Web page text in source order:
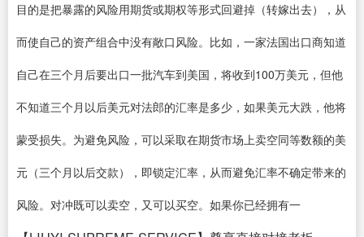
目的是把暴露的风险用期货或期权等形式回避掉（转嫁出去），从
而使自己的资产组合中没有敞口风险。比如，一家法国出口商知道
自己在三个月后要出口一批汽车到美国，将收到100万美元，但他
不知道三个月以后美元对法郎的汇率是多少，如果美元大跌，他将
蒙受损失。为避免风险，可以采取在期货市场上卖空同等数额的美
元（三个月以后交款），即锁定汇率，从而避免汇率不确定带来的
风险。对冲既可以卖空，又可以买空。如果你已经拥有一